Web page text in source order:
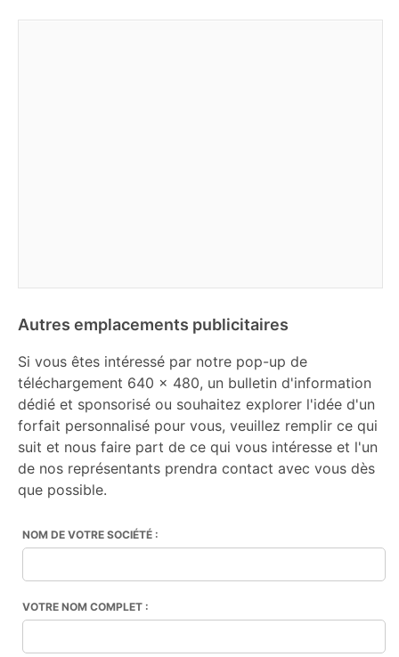
Autres emplacements publicitaires
Si vous êtes intéressé par notre pop-up de
téléchargement 640 x 480, un bulletin d'information
dédié et sponsorisé ou souhaitez explorer l'idée d'un
forfait personnalisé pour vous, veuillez remplir ce qui
suit et nous faire part de ce qui vous intéresse et l'un
de nos représentants prendra contact avec vous dès
que possible.
NOM DE VOTRE SOCIÉTÉ :
VOTRE NOM COMPLET :